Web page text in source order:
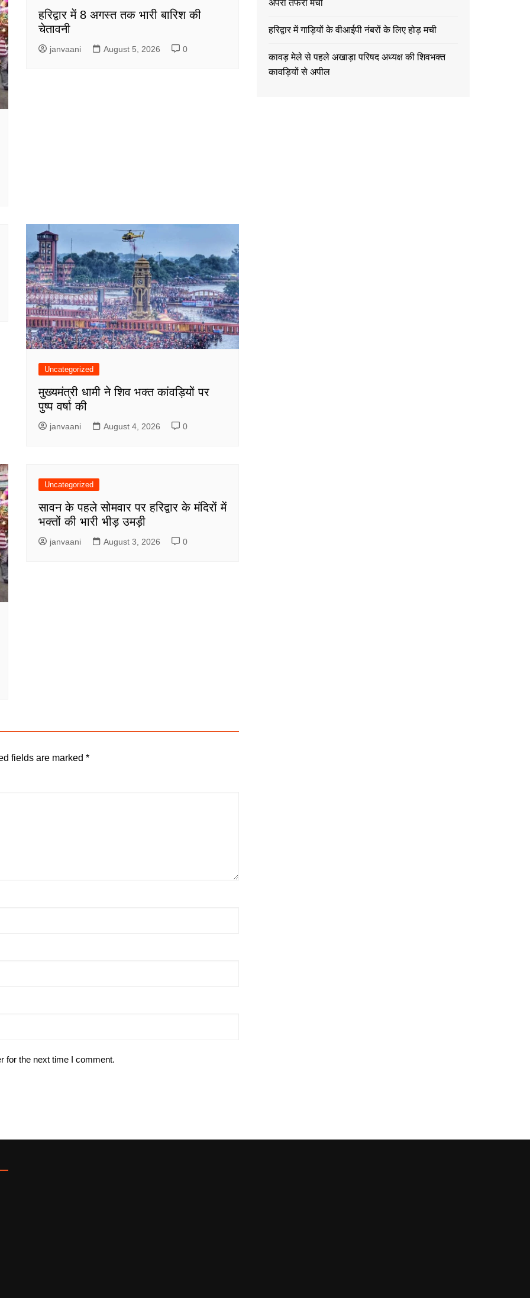
हरिद्वार में 8 अगस्त तक भारी बारिश की
चेतावनी
janvaani August 5, 2026 0
Uncategorized
मुख्यमंत्री धामी ने शिव भक्त कांवड़ियों पर
पुष्प वर्षा की
janvaani August 4, 2026 0
Uncategorized
सावन के पहले सोमवार पर हरिद्वार के मंदिरों में
भक्तों की भारी भीड़ उमड़ी
janvaani August 3, 2026 0
fields are marked *
for the next time I comment.
अपरा तफरी मची
हरिद्वार में गाड़ियों के वीआईपी नंबरों के लिए होड़ मची
कावड़ मेले से पहले अखाड़ा परिषद अध्यक्ष की शिवभक्त
कावड़ियों से अपील